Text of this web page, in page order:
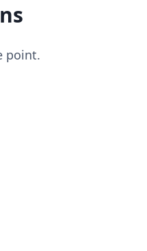
point.